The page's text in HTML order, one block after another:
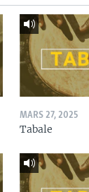
MARS 27, 2025
Tabale